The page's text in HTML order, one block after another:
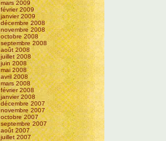
mars 2009
février 2009
janvier 2009
décembre 2008
novembre 2008
octobre 2008
septembre 2008
août 2008
juillet 2008
juin 2008
mai 2008
avril 2008
mars 2008
février 2008
janvier 2008
décembre 2007
novembre 2007
octobre 2007
septembre 2007
août 2007
juillet 2007